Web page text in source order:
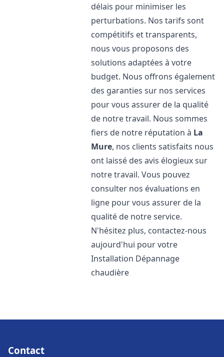
délais pour minimiser les
perturbations. Nos tarifs sont
compétitifs et transparents,
nous vous proposons des
solutions adaptées à votre
budget. Nous offrons également
des garanties sur nos services
pour vous assurer de la qualité
de notre travail. Nous sommes
fiers de notre réputation à La
Mure, nos clients satisfaits nous
ont laissé des avis élogieux sur
notre travail. Vous pouvez
consulter nos évaluations en
ligne pour vous assurer de la
qualité de notre service.
N'hésitez plus, contactez-nous
aujourd'hui pour votre
Installation Dépannage
chaudière
Contact